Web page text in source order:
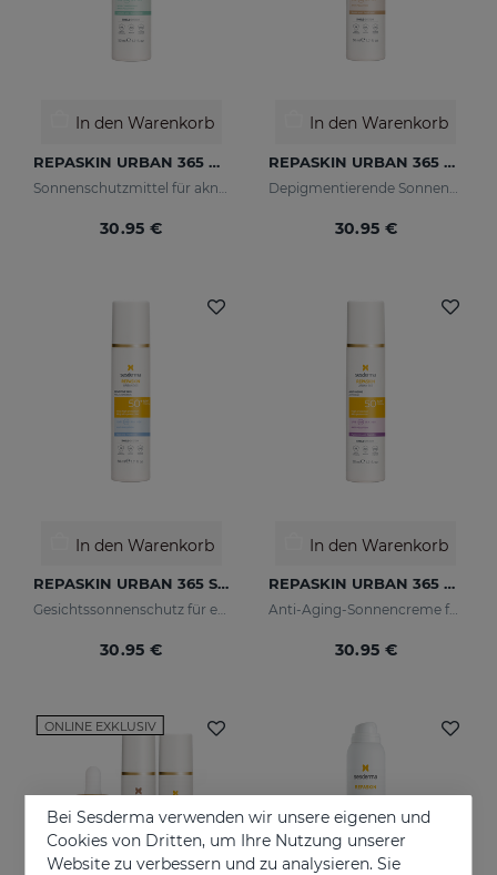
In den Warenkorb
REPASKIN URBAN 365 Oily Skin LSF50
30.95 €
In den Warenkorb
REPASKIN URBAN 365 Depigmenting LSF50+
30.95 €
In den Warenkorb
REPASKIN URBAN 365 Sensitive LSF50+
Gesichtssonnenschutz für empfindliche Haut
30.95 €
In den Warenkorb
REPASKIN URBAN 365 Anti-Aging LSF50
Anti-Aging-Sonnencreme für das Gesicht
30.95 €
ONLINE EXKLUSIV
Bei Sesderma verwenden wir unsere eigenen und
Cookies von Dritten, um Ihre Nutzung unserer
Website zu verbessern und zu analysieren. Sie